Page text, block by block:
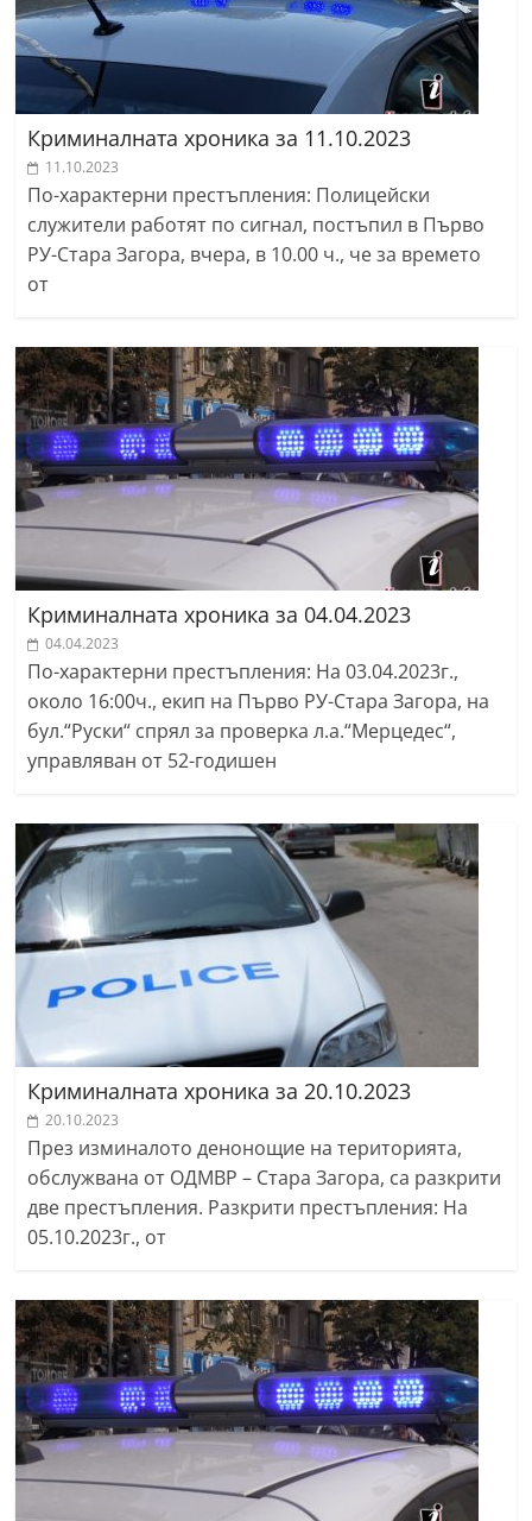
Криминалната хроника за 11.10.2023
11.10.2023
По-характерни престъпления: Полицейски
служители работят по сигнал, постъпил в Първо
РУ-Стара Загора, вчера, в 10.00 ч., че за времето
от
Криминалната хроника за 04.04.2023
04.04.2023
По-характерни престъпления: На 03.04.2023г.,
около 16:00ч., екип на Първо РУ-Стара Загора, на
бул.“Руски“ спрял за проверка л.а.“Мерцедес“,
управляван от 52-годишен
Криминалната хроника за 20.10.2023
20.10.2023
През изминалото денонощие на територията,
обслужвана от ОДМВР – Стара Загора, са разкрити
две престъпления. Разкрити престъпления: На
05.10.2023г., от